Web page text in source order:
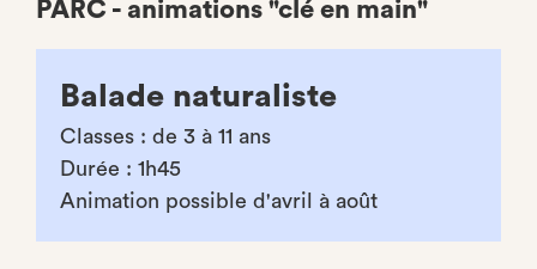
PARC - animations "clé en main"
Balade naturaliste
Classes : de 3 à 11 ans
Durée : 1h45
Animation possible d'avril à août